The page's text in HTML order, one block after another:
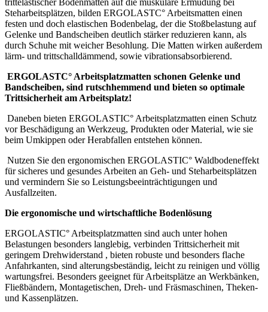
Steharbeitsplätzen, bilden ERGOLASTC° Arbeitsmatten einen
festen und doch elastischen Bodenbelag, der die Stoßbelastung auf
Gelenke und Bandscheiben deutlich stärker reduzieren kann, als
durch Schuhe mit weicher Besohlung. Die Matten wirken außerdem
lärm- und trittschalldämmend, sowie vibrationsabsorbierend.
ERGOLASTC° Arbeitsplatzmatten schonen Gelenke und
Bandscheiben, sind rutschhemmend und bieten so optimale
Trittsicherheit am Arbeitsplatz!
Daneben bieten ERGOLASTIC° Arbeitsplatzmatten einen Schutz
vor Beschädigung an Werkzeug, Produkten oder Material, wie sie
beim Umkippen oder Herabfallen entstehen können.
Nutzen Sie den ergonomischen ERGOLASTIC° Waldbodeneffekt
für sicheres und gesundes Arbeiten an Geh- und Steharbeitsplätzen
und vermindern Sie so Leistungsbeeinträchtigungen und
Ausfallzeiten.
Die ergonomische und wirtschaftliche Bodenlösung
ERGOLASTIC° Arbeitsplatzmatten sind auch unter hohen
Belastungen besonders langlebig, verbinden Trittsicherheit mit
geringem Drehwiderstand , bieten robuste und besonders flache
Anfahrkanten, sind alterungsbeständig, leicht zu reinigen und völlig
wartungsfrei. Besonders geeignet für Arbeitsplätze an Werkbänken,
Fließbändern, Montagetischen, Dreh- und Fräsmaschi­nen, Theken-
und Kassenplätzen.